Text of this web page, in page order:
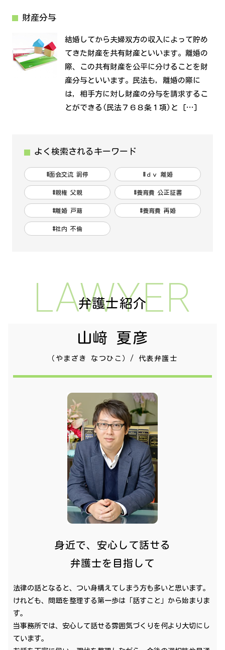
財産分与
結婚してから夫婦双方の収入によって貯め
てきた財産を共有財産といいます。離婚の
際、この共有財産を公平に分けることを財
産分与といいます。民法も，離婚の際に
は，相手方に対し財産の分与を請求するこ
とができる(民法７６８条１項)と […]
よく検索されるキーワード
#面会交流 調停 #ｄｖ 離婚
#親権 父親 #養育費 公正証書
#離婚 戸籍 #養育費 再婚
#社内 不倫
LAWYER
弁護士紹介
山﨑 夏彦
（やまざき なつひこ）/ 代表弁護士
身近で、安心して話せる
弁護士を目指して
法律の話となると、つい身構えてしまう方も多いと思います。
けれども、問題を整理する第一歩は「話すこと」から始まりま
す。
当事務所では、安心して話せる雰囲気づくりを何より大切にし
ています。